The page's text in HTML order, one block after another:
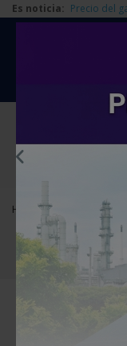
Es noticia: Precio del
Home Agenda
Curso de Experto
Curso